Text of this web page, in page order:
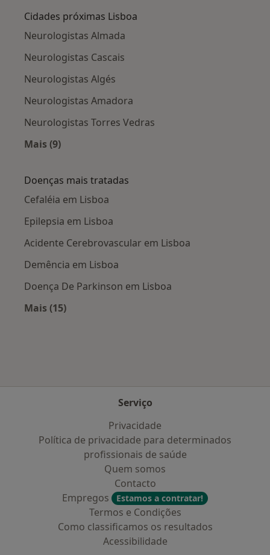
Cidades próximas Lisboa
Neurologistas Almada
Neurologistas Cascais
Neurologistas Algés
Neurologistas Amadora
Neurologistas Torres Vedras
Mais (9)
Doenças mais tratadas
Cefaléia em Lisboa
Epilepsia em Lisboa
Acidente Cerebrovascular em Lisboa
Demência em Lisboa
Doença De Parkinson em Lisboa
Mais (15)
Serviço
Privacidade
Política de privacidade para determinados
profissionais de saúde
Quem somos
Contacto
Empregos
Estamos a contratar!
Termos e Condições
Como classificamos os resultados
Acessibilidade